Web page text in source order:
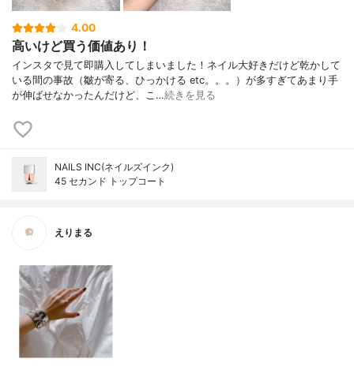
4.00
高いけど買う価値あり！
インスタで見て即購入してしまいました！ネイル大好きだけど乾かして
いる間の事故（皺が寄る、ひっかける etc。。。）が多すぎてあまり手
が伸ばせなかったんだけど、こ…続きを見る
NAILS INC(ネイルズインク)
45 セカンド トップコート
えりまる